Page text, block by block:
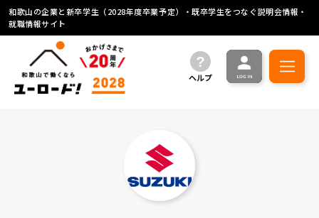
和歌山の企業と新卒学生（2028年度卒業予定）・既卒学生をつなぐ説明会情報・
就職情報サイト
ヘルプ